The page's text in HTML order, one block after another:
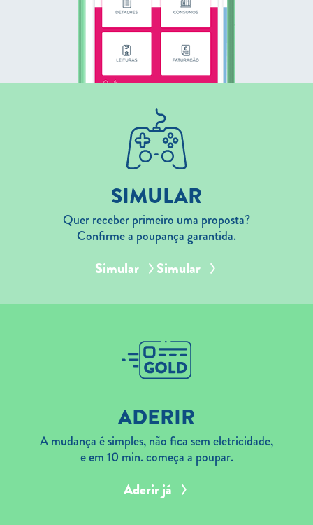
SIMULAR
Quer receber primeiro uma proposta?
Confirme a poupança garantida.
Simular Simular
ADERIR
A mudança é simples, não fica sem eletricidade,
e em 10 min. começa a poupar.
Aderir já